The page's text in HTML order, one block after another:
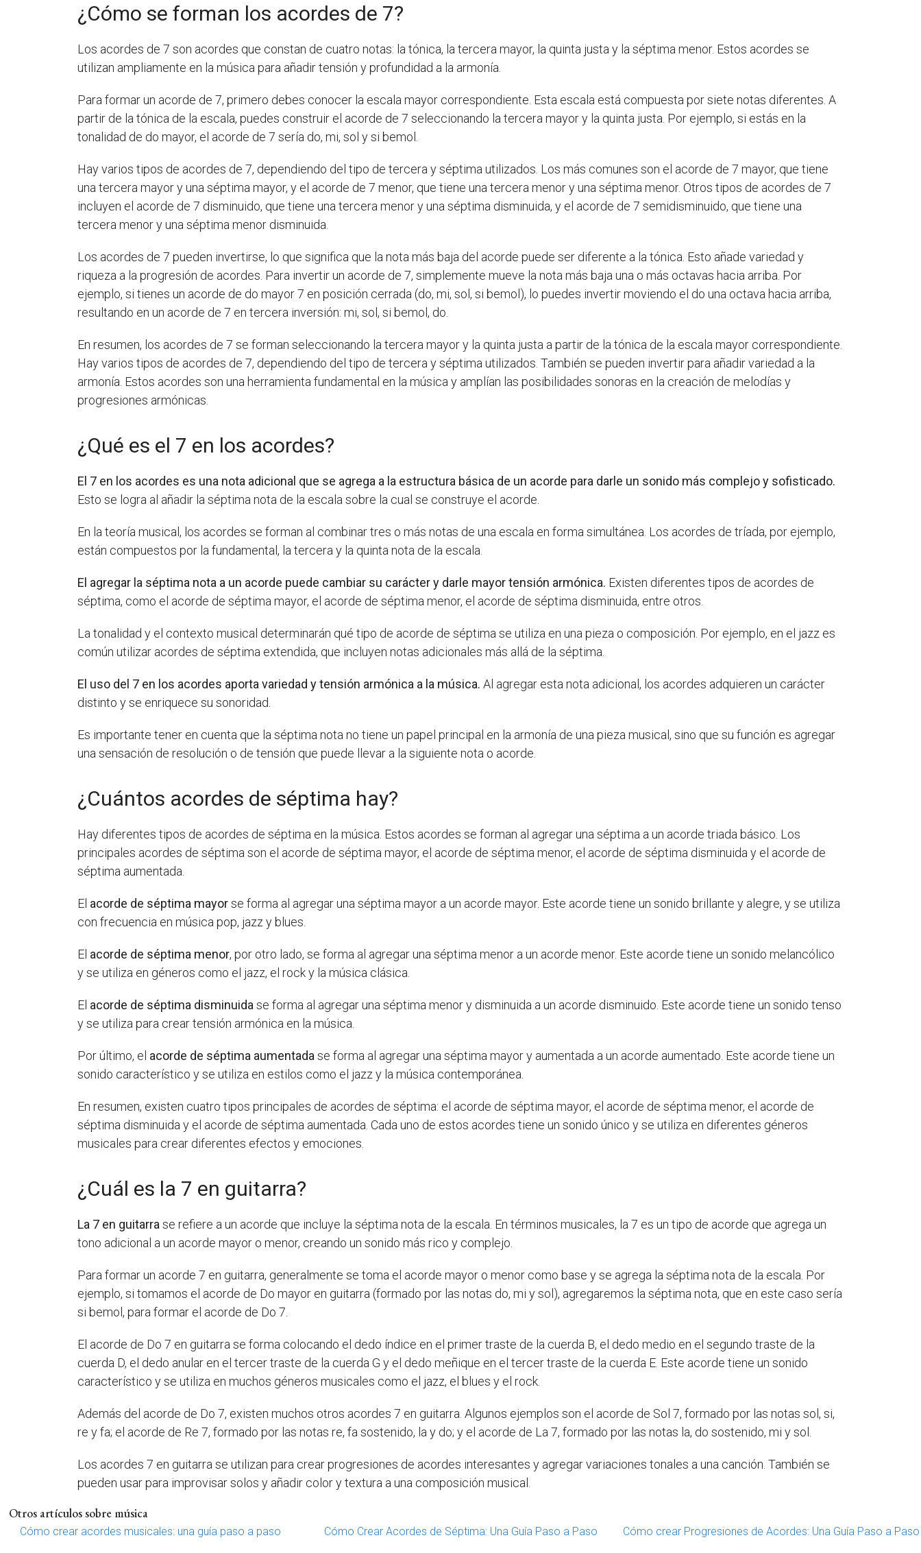
¿Cómo se forman los acordes de 7?
Los acordes de 7 son acordes que constan de cuatro notas: la tónica, la tercera mayor, la quinta justa y la séptima menor. Estos acordes se
utilizan ampliamente en la música para añadir tensión y profundidad a la armonía.
Para formar un acorde de 7, primero debes conocer la escala mayor correspondiente. Esta escala está compuesta por siete notas diferentes. A
partir de la tónica de la escala, puedes construir el acorde de 7 seleccionando la tercera mayor y la quinta justa. Por ejemplo, si estás en la
tonalidad de do mayor, el acorde de 7 sería do, mi, sol y si bemol.
Hay varios tipos de acordes de 7, dependiendo del tipo de tercera y séptima utilizados. Los más comunes son el acorde de 7 mayor, que tiene
una tercera mayor y una séptima mayor, y el acorde de 7 menor, que tiene una tercera menor y una séptima menor. Otros tipos de acordes de 7
incluyen el acorde de 7 disminuido, que tiene una tercera menor y una séptima disminuida, y el acorde de 7 semidisminuido, que tiene una
tercera menor y una séptima menor disminuida.
Los acordes de 7 pueden invertirse, lo que significa que la nota más baja del acorde puede ser diferente a la tónica. Esto añade variedad y
riqueza a la progresión de acordes. Para invertir un acorde de 7, simplemente mueve la nota más baja una o más octavas hacia arriba. Por
ejemplo, si tienes un acorde de do mayor 7 en posición cerrada (do, mi, sol, si bemol), lo puedes invertir moviendo el do una octava hacia arriba,
resultando en un acorde de 7 en tercera inversión: mi, sol, si bemol, do.
En resumen, los acordes de 7 se forman seleccionando la tercera mayor y la quinta justa a partir de la tónica de la escala mayor correspondiente.
Hay varios tipos de acordes de 7, dependiendo del tipo de tercera y séptima utilizados. También se pueden invertir para añadir variedad a la
armonía. Estos acordes son una herramienta fundamental en la música y amplían las posibilidades sonoras en la creación de melodías y
progresiones armónicas.
¿Qué es el 7 en los acordes?
El 7 en los acordes es una nota adicional que se agrega a la estructura básica de un acorde para darle un sonido más complejo y sofisticado.
Esto se logra al añadir la séptima nota de la escala sobre la cual se construye el acorde.
En la teoría musical, los acordes se forman al combinar tres o más notas de una escala en forma simultánea. Los acordes de tríada, por ejemplo,
están compuestos por la fundamental, la tercera y la quinta nota de la escala.
El agregar la séptima nota a un acorde puede cambiar su carácter y darle mayor tensión armónica. Existen diferentes tipos de acordes de
séptima, como el acorde de séptima mayor, el acorde de séptima menor, el acorde de séptima disminuida, entre otros.
La tonalidad y el contexto musical determinarán qué tipo de acorde de séptima se utiliza en una pieza o composición. Por ejemplo, en el jazz es
común utilizar acordes de séptima extendida, que incluyen notas adicionales más allá de la séptima.
El uso del 7 en los acordes aporta variedad y tensión armónica a la música. Al agregar esta nota adicional, los acordes adquieren un carácter
distinto y se enriquece su sonoridad.
Es importante tener en cuenta que la séptima nota no tiene un papel principal en la armonía de una pieza musical, sino que su función es agregar
una sensación de resolución o de tensión que puede llevar a la siguiente nota o acorde.
¿Cuántos acordes de séptima hay?
Hay diferentes tipos de acordes de séptima en la música. Estos acordes se forman al agregar una séptima a un acorde triada básico. Los
principales acordes de séptima son el acorde de séptima mayor, el acorde de séptima menor, el acorde de séptima disminuida y el acorde de
séptima aumentada.
El acorde de séptima mayorse forma al agregar una séptima mayor a un acorde mayor. Este acorde tiene un sonido brillante y alegre, y se utiliza
con frecuencia en música pop, jazz y blues.
El acorde de séptima menor, por otro lado, se forma al agregar una séptima menor a un acorde menor. Este acorde tiene un sonido melancólico
y se utiliza en géneros como el jazz, el rock y la música clásica.
El acorde de séptima disminuida se forma al agregar una séptima menor y disminuida a un acorde disminuido. Este acorde tiene un sonido tenso
y se utiliza para crear tensión armónica en la música.
Por último, el acorde de séptima aumentada se forma al agregar una séptima mayor y aumentada a un acorde aumentado. Este acorde tiene un
sonido característico y se utiliza en estilos como el jazz y la música contemporánea.
En resumen, existen cuatro tipos principales de acordes de séptima: el acorde de séptima mayor, el acorde de séptima menor, el acorde de
séptima disminuida y el acorde de séptima aumentada. Cada uno de estos acordes tiene un sonido único y se utiliza en diferentes géneros
musicales para crear diferentes efectos y emociones.
¿Cuál es la 7 en guitarra?
La 7 en guitarra se refiere a un acorde que incluye la séptima nota de la escala. En términos musicales, la 7 es un tipo de acorde que agrega un
tono adicional a un acorde mayor o menor, creando un sonido más rico y complejo.
Para formar un acorde 7 en guitarra, generalmente se toma el acorde mayor o menor como base y se agrega la séptima nota de la escala. Por
ejemplo, si tomamos el acorde de Do mayor en guitarra (formado por las notas do, mi y sol), agregaremos la séptima nota, que en este caso sería
si bemol, para formar el acorde de Do 7.
El acorde de Do 7 en guitarra se forma colocando el dedo índice en el primer traste de la cuerda B, el dedo medio en el segundo traste de la
cuerda D, el dedo anular en el tercer traste de la cuerda G y el dedo meñique en el tercer traste de la cuerda E. Este acorde tiene un sonido
característico y se utiliza en muchos géneros musicales como el jazz, el blues y el rock.
Además del acorde de Do 7, existen muchos otros acordes 7 en guitarra. Algunos ejemplos son el acorde de Sol 7, formado por las notas sol, si,
re y fa; el acorde de Re 7, formado por las notas re, fa sostenido, la y do; y el acorde de La 7, formado por las notas la, do sostenido, mi y sol.
Los acordes 7 en guitarra se utilizan para crear progresiones de acordes interesantes y agregar variaciones tonales a una canción. También se
pueden usar para improvisar solos y añadir color y textura a una composición musical.
Otros artículos sobre música
Cómo crear acordes musicales: una guía paso a paso Cómo Crear Acordes de Séptima: Una Guía Paso a Paso Cómo crear Progresiones de Acordes: Una Guía Paso a Paso